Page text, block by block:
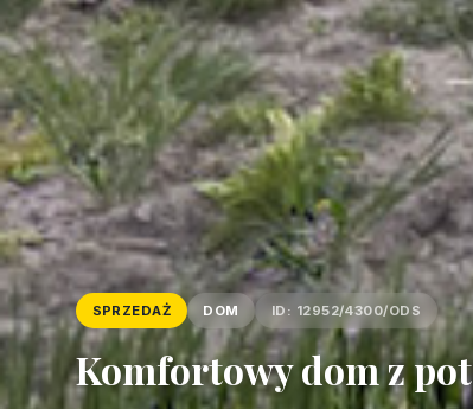
SPRZEDAŻ DOM ID: 12952/4300/ODS
Komfortowy dom z